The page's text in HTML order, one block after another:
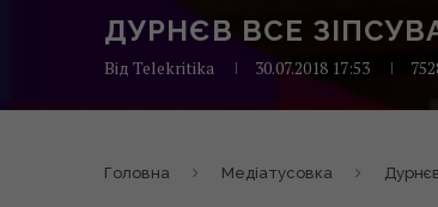
ДУРНЄВ ВСЕ
Від Telekritika 30.07.2018 17:53
Головна Медіатусовка